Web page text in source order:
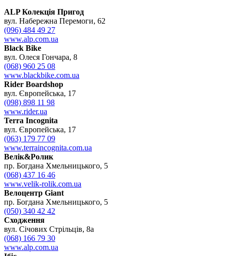
ALP Колекція Пригод
вул. Набережна Перемоги, 62
(096) 484 49 27
www.alp.com.ua
Black Bike
вул. Олеся Гончара, 8
(068) 960 25 08
www.blackbike.com.ua
Rider Boardshop
вул. Європейська, 17
(098) 898 11 98
www.rider.ua
Terra Incognita
вул. Європейська, 17
(063) 179 77 09
www.terraincognita.com.ua
Велік&Ролик
пр. Богдана Хмельницького, 5
(068) 437 16 46
www.velik-rolik.com.ua
Велоцентр Giant
пр. Богдана Хмельницького, 5
(050) 340 42 42
Сходження
вул. Січових Стрільців, 8а
(068) 166 79 30
www.alp.com.ua